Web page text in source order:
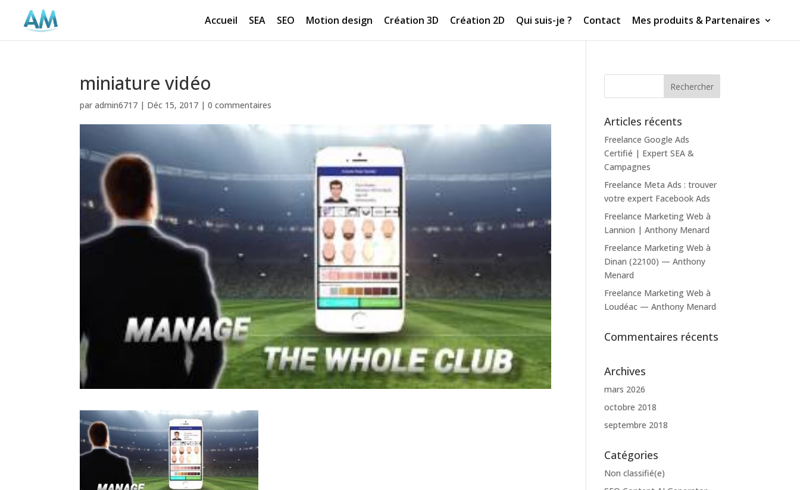
Accueil SEA SEO Motion design Création 3D Création 2D Qui suis-je ? Contact Mes produits & Partenaires
miniature vidéo
paradmin6717 | Déc 15, 2017 |0 commentaires
Articles récents
Freelance Google Ads
Certifié | Expert SEA &
Campagnes
Freelance Meta Ads : trouver
votre expert Facebook Ads
Freelance Marketing Web à
Lannion | Anthony Menard
Freelance Marketing Web à
Dinan (22100) — Anthony
Menard
Freelance Marketing Web à
Loudéac — Anthony Menard
Commentaires récents
Archives
mars 2026
octobre 2018
septembre 2018
Catégories
Non classifié(e)